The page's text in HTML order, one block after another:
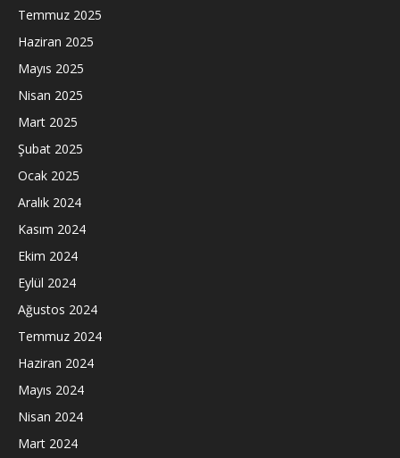
Temmuz 2025
Haziran 2025
Mayıs 2025
Nisan 2025
Mart 2025
Şubat 2025
Ocak 2025
Aralık 2024
Kasım 2024
Ekim 2024
Eylül 2024
Ağustos 2024
Temmuz 2024
Haziran 2024
Mayıs 2024
Nisan 2024
Mart 2024